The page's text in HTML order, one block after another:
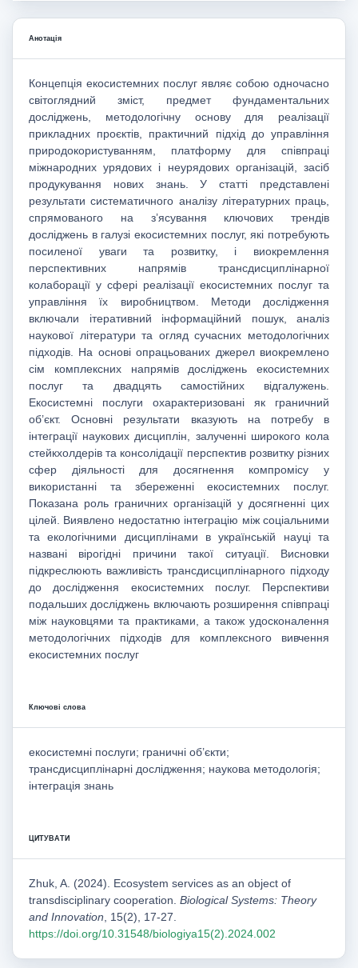
Анотація
Концепція екосистемних послуг являє собою одночасно
світоглядний зміст, предмет фундаментальних
досліджень, методологічну основу для реалізації
прикладних проєктів, практичний підхід до управління
природокористуванням, платформу для співпраці
міжнародних урядових і неурядових організацій, засіб
продукування нових знань. У статті представлені
результати систематичного аналізу літературних праць,
спрямованого на з’ясування ключових трендів
досліджень в галузі екосистемних послуг, які потребують
посиленої уваги та розвитку, і виокремлення
перспективних напрямів трансдисциплінарної
колаборації у сфері реалізації екосистемних послуг та
управління їх виробництвом. Методи дослідження
включали ітеративний інформаційний пошук, аналіз
наукової літератури та огляд сучасних методологічних
підходів. На основі опрацьованих джерел виокремлено
сім комплексних напрямів досліджень екосистемних
послуг та двадцять самостійних відгалужень.
Екосистемні послуги охарактеризовані як граничний
об’єкт. Основні результати вказують на потребу в
інтеграції наукових дисциплін, залученні широкого кола
стейкхолдерів та консолідації перспектив розвитку різних
сфер діяльності для досягнення компромісу у
використанні та збереженні екосистемних послуг.
Показана роль граничних організацій у досягненні цих
цілей. Виявлено недостатню інтеграцію між соціальними
та екологічними дисциплінами в українській науці та
названі вірогідні причини такої ситуації. Висновки
підкреслюють важливість трансдисциплінарного підходу
до дослідження екосистемних послуг. Перспективи
подальших досліджень включають розширення співпраці
між науковцями та практиками, а також удосконалення
методологічних підходів для комплексного вивчення
екосистемних послуг
Ключові слова
екосистемні послуги; граничні об’єкти;
трансдисциплінарні дослідження; наукова методологія;
інтеграція знань
ЦИТУВАТИ
Zhuk, A. (2024). Ecosystem services as an object of
transdisciplinary cooperation. Biological Systems: Theory
and Innovation , 15(2), 17-27.
https://doi.org/10.31548/biologiya15(2).2024.002